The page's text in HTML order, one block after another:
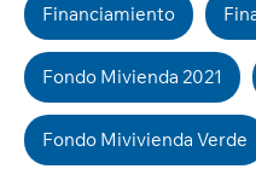
Financiamiento
Fondo Mivienda 2021
Fondo Mivivienda Verde